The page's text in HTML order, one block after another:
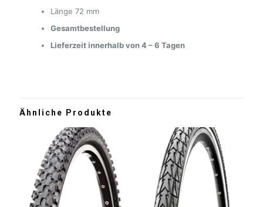
Länge 72 mm
Gesamtbestellung
Lieferzeit innerhalb von 4 – 6 Tagen
Ähnliche Produkte